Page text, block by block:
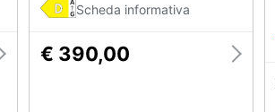
Scheda informativa
€ 390,00